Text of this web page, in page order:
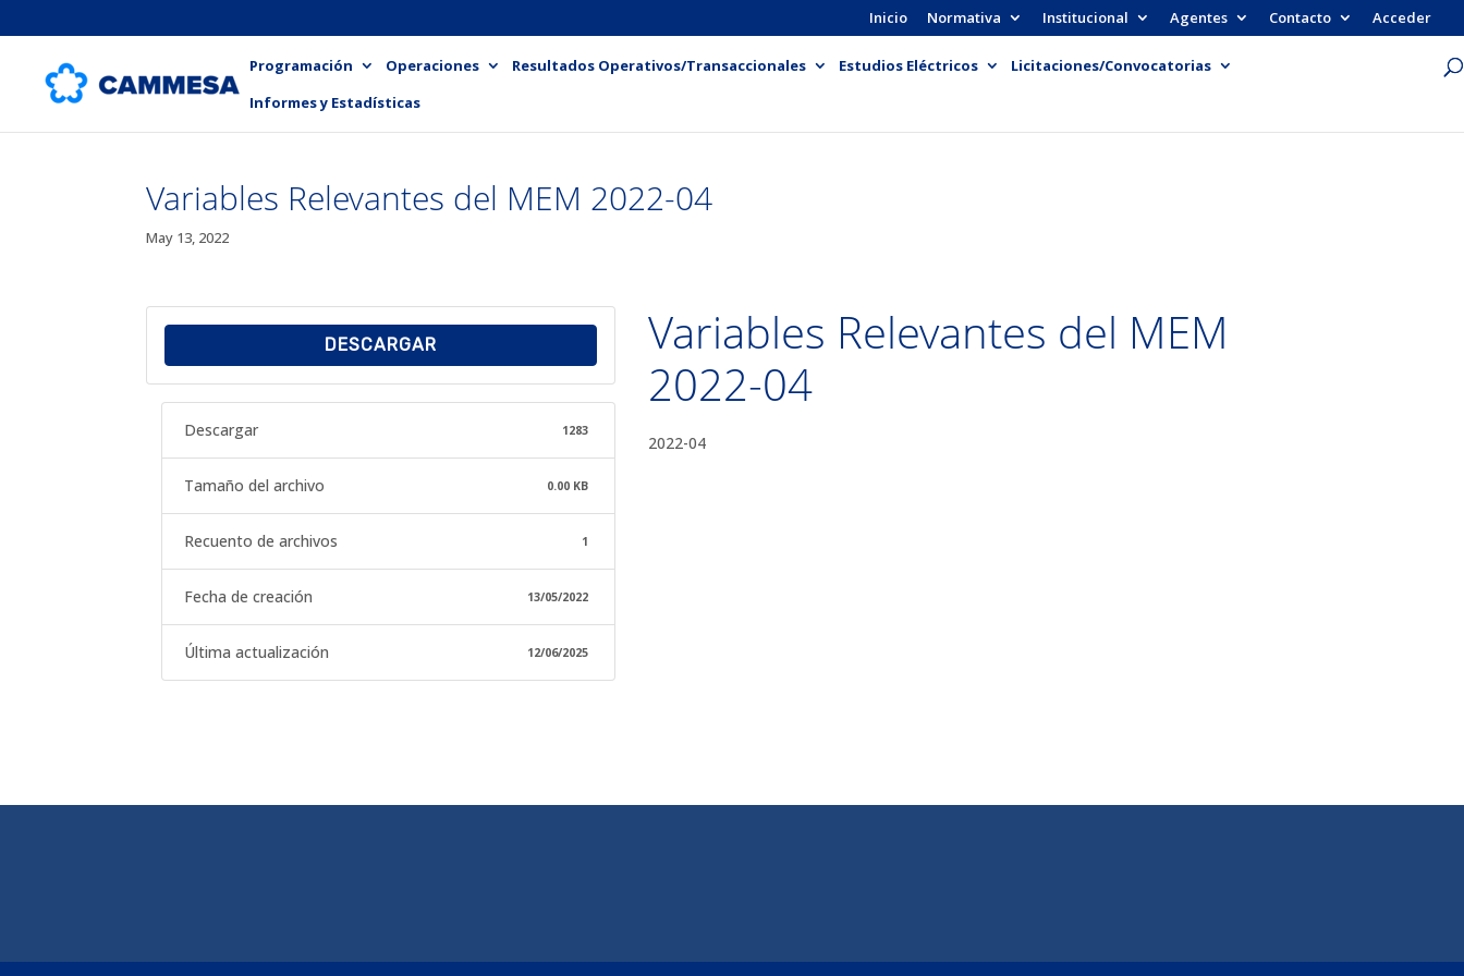
Inicio Normativa Institucional Agentes Contacto Acceder
Programación Operaciones Resultados Operativos/Transaccionales Estudios Eléctricos
Licitaciones/Convocatorias
Informes y Estadísticas
Variables Relevantes del MEM 2022-04
May 13, 2022
DESCARGAR
Descargar 1283
Tamaño del archivo 0.00 KB
Recuento de archivos 1
Fecha de creación 13/05/2022
Última actualización 12/06/2025
Variables Relevantes del MEM
2022-04
2022-04